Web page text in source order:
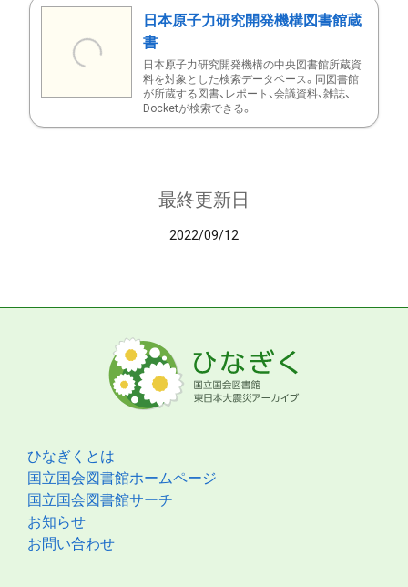
日本原子力研究開発機構図書館蔵
書
日本原子力研究開発機構の中央図書館所蔵資
料を対象とした検索データベース。同図書館
が所蔵する図書、レポート、会議資料、雑誌、
Docketが検索できる。
最終更新日
2022/09/12
ひなぎくとは
国立国会図書館ホームページ
国立国会図書館サーチ
お知らせ
お問い合わせ